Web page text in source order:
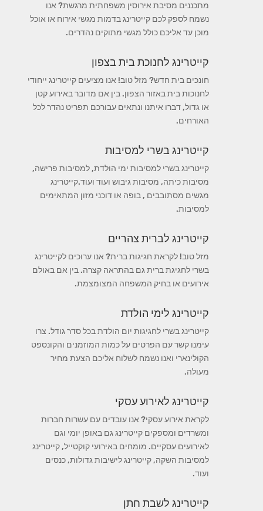
מתכננים מסיבת אירוסין משפחתית מרגשת? אנו
נשמח לספק לכם קייטרינג בדמות מגשי אירוח או אוכל
מוכן עד אליכם כולל מגשי מתוקים נהדרים.
קייטרינג לחנוכת בית בצפון
חונכים בית חדש? מזל טוב! אנו מציעים קייטרינג ייחודי
לחנוכות בית באזור הצפון. בין אם מדובר באירוע קטן
או גדול, דברו איתנו ונתאים עבורכם תפריט נהדר לכל
האורחים.
קייטרינג בשרי למסיבות
קייטרינג בשרי למסיבות ימי הולדת, למסיבות פרישה,
מסיבות כיתה, מסיבות גיבוש ועוד ועוד.קייטרינג
מגשים מסתובבים , בופה או דוכני מזון המתאימים
למסיבות.
קייטרינג לברית צהריים
מזל טוב! לקראת חגיגות ברית? אנו ערוכים לקייטרינג
בשרי לחגיגת ברית גם בהתראה קצרה. בין אם באולם
אירועים או בחיק המשפחה המצומצמת.
קייטרינג לימי הולדת
קייטרינג בשרי לחגיגות יום הולדת בכל סדר גודל. צרו
עימנו קשר עם הפרטים על כמות המוזמנים והקונספט
הקולינארי ואנו נשמח לשלוח אליכם הצעת מחיר
מעולה.
קייטרינג לאירוע עסקי
לקראת אירוע עסקי? אנו עובדים עם עשרות חברות
ומשרדים ומספקים קייטרינג גם באופן יומי וגם
לאירועים עסקיים. מומחים באירועי קוקטייל, קייטרינג
למסיבות השקה, קייטרינג לישיבות גדולות, כנסים
ועוד.
קייטרינג לשבת חתן